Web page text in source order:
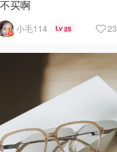
不买啊
小毛114 25 23